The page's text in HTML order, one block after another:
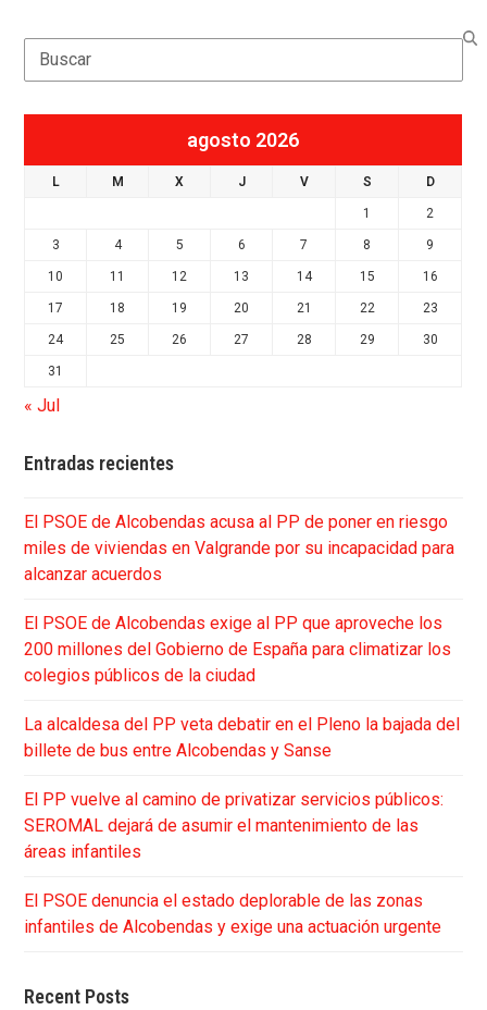
Search
agosto 2026
L M X J V S D
1 2
3 4 5 6 7 8 9
10 11 12 13 14 15 16
17 18 19 20 21 22 23
24 25 26 27 28 29 30
31
« Jul
Entradas recientes
El PSOE de Alcobendas acusa al PP de poner en riesgo
miles de viviendas en Valgrande por su incapacidad para
alcanzar acuerdos
El PSOE de Alcobendas exige al PP que aproveche los
200 millones del Gobierno de España para climatizar los
colegios públicos de la ciudad
La alcaldesa del PP veta debatir en el Pleno la bajada del
billete de bus entre Alcobendas y Sanse
El PP vuelve al camino de privatizar servicios públicos:
SEROMAL dejará de asumir el mantenimiento de las
áreas infantiles
El PSOE denuncia el estado deplorable de las zonas
infantiles de Alcobendas y exige una actuación urgente
Recent Posts